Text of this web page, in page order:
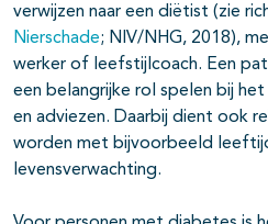
verwijzen naar een diëtist (zie
Nierschade; NIV/NHG, 2018),
werker of leefstijlcoach. Een
een belangrijke rol spelen bij
en adviezen. Daarbij dient ook
worden met bijvoorbeeld
levensverwachting.